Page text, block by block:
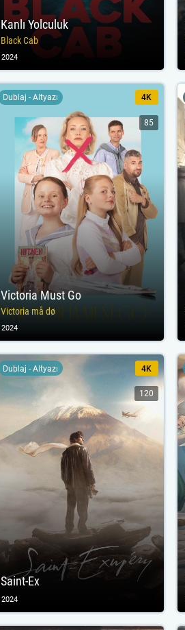
Kanlı Yolculuk
Black Cab
2024
Victoria Must Go
Victoria må dø
Dublaj - Altyazı 4K
85
2024
Saint-Ex
Dublaj - Altyazı 4K
120
2024